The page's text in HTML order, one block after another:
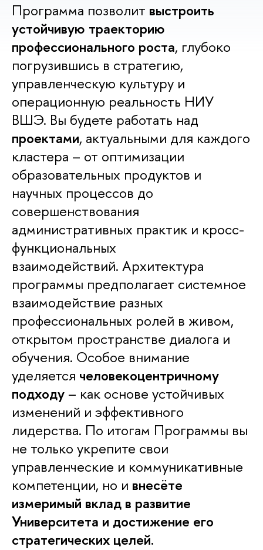
Программа позволит выстроить
устойчивую траекторию
профессионального роста, глубоко
погрузившись в стратегию,
управленческую культуру и
операционную реальность НИУ
ВШЭ. Вы будете работать над
проектами, актуальными для каждого
кластера – от оптимизации
образовательных продуктов и
научных процессов до
совершенствования
административных практик и кросс-
функциональных
взаимодействий. Архитектура
программы предполагает системное
взаимодействие разных
профессиональных ролей в живом,
открытом пространстве диалога и
обучения. Особое внимание
уделяется человекоцентричному
подходу – как основе устойчивых
изменений и эффективного
лидерства. По итогам Программы вы
не только укрепите свои
управленческие и коммуникативные
компетенции, но и внесёте
измеримый вклад в развитие
Университета и достижение его
стратегических целей.